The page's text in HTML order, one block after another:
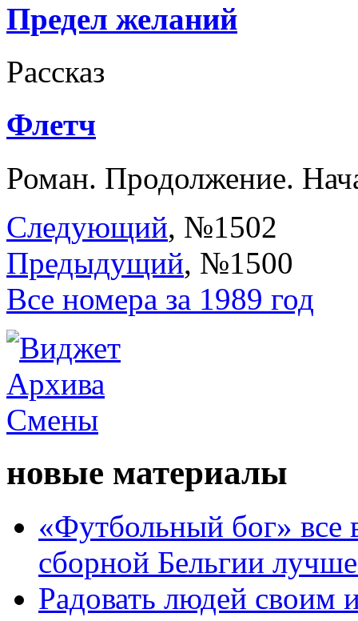
Предел желаний
Рассказ
Флетч
Роман. Продолжение.
Следующий, №1502
Предыдущий, №1500
Все номера за 1989 год
новые материалы
«Футбольный бог» все
сборной Бельгии
Радовать людей своим